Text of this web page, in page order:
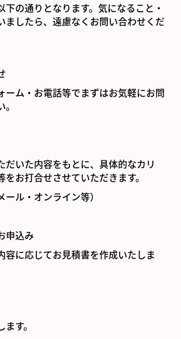
下の通りとなります。気になること・
ましたら、遠慮なくお問い合わせくだ
ーム・お電話等でまずはお気軽にお問
だいた内容をもとに、具体的なカリ
お打合せさせていただきます。
ール・オンライン等）
申込み
容に応じてお見積書を作成いたしま
す。